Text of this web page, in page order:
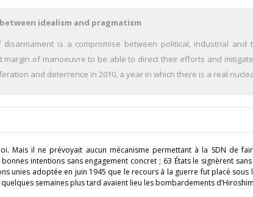
idealism and pragmatism
is a compromise between political, industrial and
of manoeuvre to be able to direct their efforts and
and deterrence in 2010, a year in which there is a real
Mais il ne prévoyait aucun mécanisme permettant à la SDN de
intentions sans engagement concret ; 63 États le signèrent
unies adoptée en juin 1945 que le recours à la guerre fut placé sous
semaines plus tard avaient lieu les bombardements